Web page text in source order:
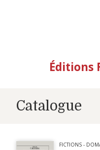
Éditions
Catalogue
FICTIONS-